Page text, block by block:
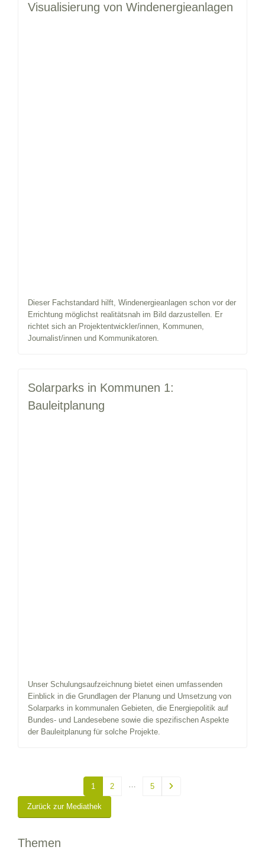
Visualisierung von Windenergieanlagen
Dieser Fachstandard hilft, Windenergieanlagen schon vor der
Errichtung möglichst realitätsnah im Bild darzustellen. Er
richtet sich an Projektentwickler/innen, Kommunen,
Journalist/innen und Kommunikatoren.
Solarparks in Kommunen 1:
Bauleitplanung
Unser Schulungsaufzeichnung bietet einen umfassenden
Einblick in die Grundlagen der Planung und Umsetzung von
Solarparks in kommunalen Gebieten, die Energiepolitik auf
Bundes- und Landesebene sowie die spezifischen Aspekte
der Bauleitplanung für solche Projekte.
1 2 5
Zurück zur Mediathek
Themen